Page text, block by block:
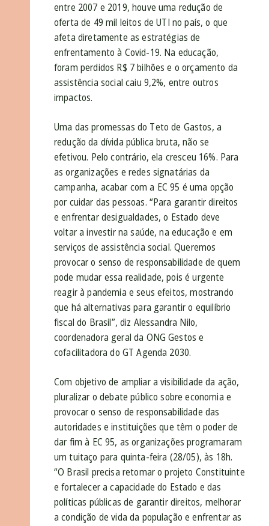
entre 2007 e 2019, houve uma redução de
oferta de 49 mil leitos de UTI no país, o que
afeta diretamente as estratégias de
enfrentamento à Covid-19. Na educação,
foram perdidos R$ 7 bilhões e o orçamento da
assistência social caiu 9,2%, entre outros
impactos.
Uma das promessas do Teto de Gastos, a
redução da dívida pública bruta, não se
efetivou. Pelo contrário, ela cresceu 16%. Para
as organizações e redes signatárias da
campanha, acabar com a EC 95 é uma opção
por cuidar das pessoas. “Para garantir direitos
e enfrentar desigualdades, o Estado deve
voltar a investir na saúde, na educação e em
serviços de assistência social. Queremos
provocar o senso de responsabilidade de quem
pode mudar essa realidade, pois é urgente
reagir à pandemia e seus efeitos, mostrando
que há alternativas para garantir o equilíbrio
fiscal do Brasil”, diz Alessandra Nilo,
coordenadora geral da ONG Gestos e
cofacilitadora do GT Agenda 2030.
Com objetivo de ampliar a visibilidade da ação,
pluralizar o debate público sobre economia e
provocar o senso de responsabilidade das
autoridades e instituições que têm o poder de
dar fim à EC 95, as organizações programaram
um tuitaço para quinta-feira (28/05), às 18h.
“O Brasil precisa retomar o projeto Constituinte
e fortalecer a capacidade do Estado e das
políticas públicas de garantir direitos, melhorar
a condição de vida da população e enfrentar as